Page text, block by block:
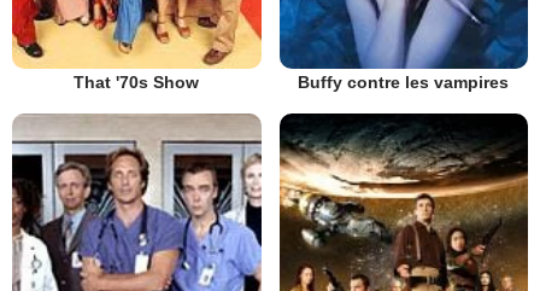
That '70s Show Buffy contre les vampires